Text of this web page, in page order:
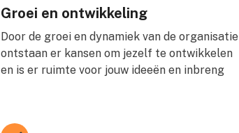
Groei en ontwikkeling
Door de groei en dynamiek van de organisatie
ontstaan er kansen om jezelf te ontwikkelen
en is er ruimte voor jouw ideeën en inbreng